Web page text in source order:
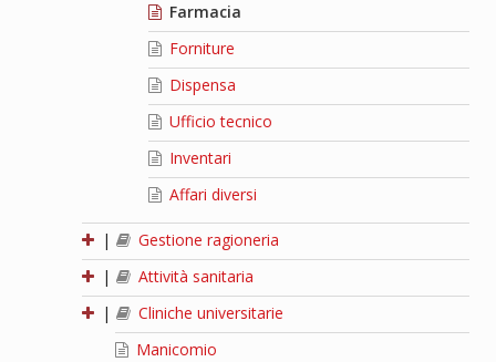
Farmacia
Forniture
Dispensa
Ufficio tecnico
Inventari
Affari diversi
|
Gestione ragioneria
|
Attività sanitaria
|
Cliniche universitarie
Manicomio